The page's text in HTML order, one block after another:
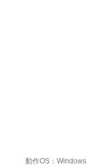
動作OS：Windows